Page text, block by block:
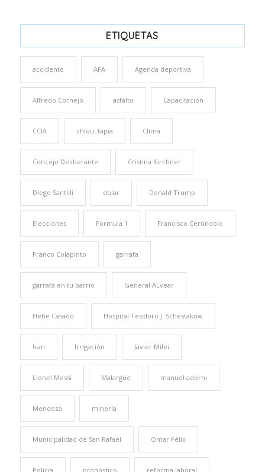
ETIQUETAS
accidente AFA Agenda deportiva
Alfredo Cornejo asfalto Capacitación
CCIA chiqui tapia Clima
Concejo Deliberante Cristina Kirchner
Diego Santilli dolar Donald Trump
Elecciones Formula 1 Francisco Cerúndolo
Franco Colapinto garrafa
garrafa en tu barrio General ALvear
Hebe Casado Hospital Teodoro J. Schestakow
Iran Irrigación Javier Milei
Lionel Messi Malargüe manuel adorni
Mendoza minería
Municipalidad de San Rafael Omar Félix
Policía pronóstico reforma laboral